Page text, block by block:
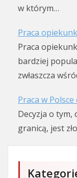
w którym…
Praca
Praca
bardziej
zwłaszcza
Praca w Polsce
Decyzja o tym,
granicą, jest